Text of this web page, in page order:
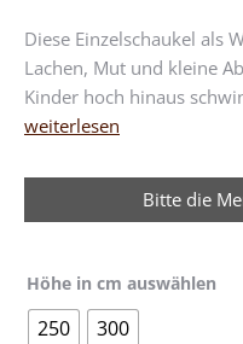
Diese Einzelschaukel als
Lachen, Mut und kleine
Kinder hoch hinaus
weiterlesen
Bitte die
Höhe in cm auswählen
250 300